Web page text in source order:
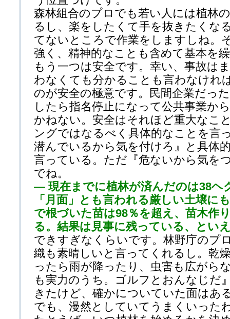
森林組合のプロでも若い人には植林
るし、楽をしたくて手を抜きたくな
てないところで作業をしますしね。
強く、精神的なことも含めて基本を
もう一つは安全です。幸い、事故は
わなくても分かることも言わなけれ
のが安全の極意です。民間企業だっ
したら指名停止になって公共事業か
かねない。安全はそれほど重大なこ
ングではなるべく具体的なことを言
潜んでいるから気を付けろ』と具体
言っている。ただ『危ないから気を
でね。
— 現在までに植林が済んだのは38ヘ
「月面」とも言われる厳しい土壌に
で根づいた苗は98％を超え、苗木作
る。結果は見事に残っている、とい
できすぎなくらいです。林野庁のプ
織も素晴しいと言ってくれるし。乾
ったら雨が降ったり、虫害も広がら
も実力のうち。ゴルフとおんなじだ
きたけど、確かについていた面はあ
でも、漫然としていてうまくいった